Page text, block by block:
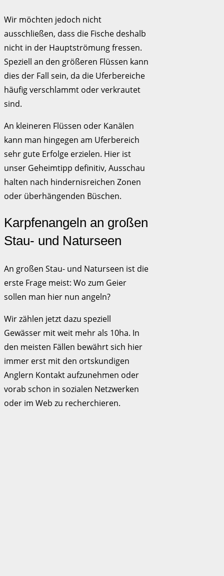
Wir möchten jedoch nicht
ausschließen, dass die Fische deshalb
nicht in der Hauptströmung fressen.
Speziell an den größeren Flüssen kann
dies der Fall sein, da die Uferbereiche
häufig verschlammt oder verkrautet
sind.
An kleineren Flüssen oder Kanälen
kann man hingegen am Uferbereich
sehr gute Erfolge erzielen. Hier ist
unser Geheimtipp definitiv, Ausschau
halten nach hindernisreichen Zonen
oder überhängenden Büschen.
Karpfenangeln an großen
Stau- und Naturseen
An großen Stau- und Naturseen ist die
erste Frage meist: Wo zum Geier
sollen man hier nun angeln?
Wir zählen jetzt dazu speziell
Gewässer mit weit mehr als 10ha. In
den meisten Fällen bewährt sich hier
immer erst mit den ortskundigen
Anglern Kontakt aufzunehmen oder
vorab schon in sozialen Netzwerken
oder im Web zu recherchieren.